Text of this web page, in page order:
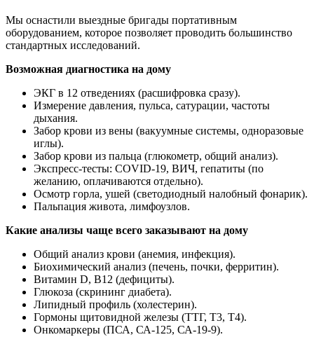
Мы оснастили выездные бригады портативным
оборудованием, которое позволяет проводить большинство
стандартных исследований.
Возможная диагностика на дому
ЭКГ в 12 отведениях (расшифровка сразу).
Измерение давления, пульса, сатурации, частоты
дыхания.
Забор крови из вены (вакуумные системы, одноразовые
иглы).
Забор крови из пальца (глюкометр, общий анализ).
Экспресс-тесты: COVID‑19, ВИЧ, гепатиты (по
желанию, оплачиваются отдельно).
Осмотр горла, ушей (светодиодный налобный фонарик).
Пальпация живота, лимфоузлов.
Какие анализы чаще всего заказывают на дому
Общий анализ крови (анемия, инфекция).
Биохимический анализ (печень, почки, ферритин).
Витамин D, B12 (дефициты).
Глюкоза (скрининг диабета).
Липидный профиль (холестерин).
Гормоны щитовидной железы (ТТГ, Т3, Т4).
Онкомаркеры (ПСА, СА‑125, СА‑19‑9).